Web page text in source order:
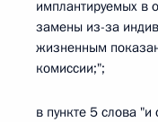
имплантируемых в
замены из-за
жизненным
комиссии;";
в пункте 5 слова